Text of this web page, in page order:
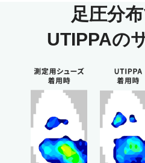
足圧分
UTIPPAの